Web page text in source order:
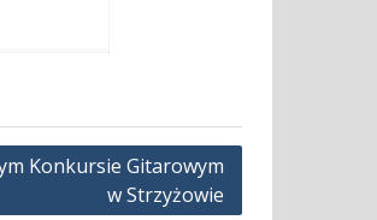
Konkursie Gitarowym
w Strzyżowie